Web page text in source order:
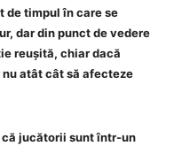
de timpul în care se
dar din punct de vedere
reușită, chiar dacă
atât cât să afecteze
că jucătorii sunt într-un